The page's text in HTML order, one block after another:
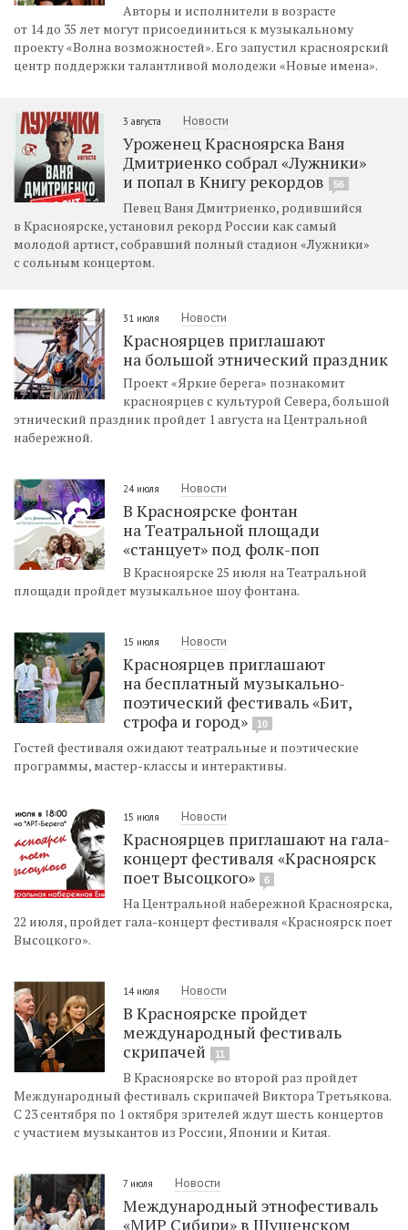
Авторы и исполнители в возрасте
от 14 до 35 лет могут присоединиться к музыкальному
проекту «Волна возможностей». Его запустил красноярский
центр поддержки талантливой молодежи «Новые имена».
3 августа Новости
Уроженец Красноярска Ваня
Дмитриенко собрал «Лужники»
и попал в Книгу рекордов
56
Певец Ваня Дмитриенко, родившийся
в Красноярске, установил рекорд России как самый
молодой артист, собравший полный стадион «Лужники»
с сольным концертом.
31 июля Новости
Красноярцев приглашают
на большой этнический праздник
Проект «Яркие берега» познакомит
красноярцев с культурой Севера, большой
этнический праздник пройдет 1 августа на Центральной
набережной.
24 июля Новости
В Красноярске фонтан
на Театральной площади
«станцует» под фолк-поп
В Красноярске 25 июля на Театральной
площади пройдет музыкальное шоу фонтана.
15 июля Новости
Красноярцев приглашают
на бесплатный музыкально-
поэтический фестиваль «Бит,
строфа и город»
10
Гостей фестиваля ожидают театральные и поэтические
программы, мастер-классы и интерактивы.
15 июля Новости
Красноярцев приглашают на гала-
концерт фестиваля «Красноярск
поет Высоцкого»
6
На Центральной набережной Красноярска,
22 июля, пройдет гала-концерт фестиваля «Красноярск поет
Высоцкого».
14 июля Новости
В Красноярске пройдет
международный фестиваль
скрипачей
11
В Красноярске во второй раз пройдет
Международный фестиваль скрипачей Виктора Третьякова.
С 23 сентября по 1 октября зрителей ждут шесть концертов
с участием музыкантов из России, Японии и Китая.
7 июля Новости
Международный этнофестиваль
«МИР Сибири» в Шушенском